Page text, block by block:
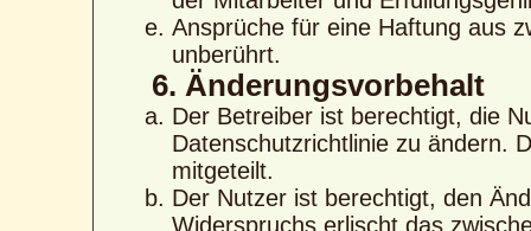
Ansprüche für eine Haftung aus
unberührt.
6. Änderungsvorbehalt
Der Betreiber ist berechtigt, die
Datenschutzrichtlinie zu ändern.
mitgeteilt.
Der Nutzer ist berechtigt, den
Widerspruchs erlischt das